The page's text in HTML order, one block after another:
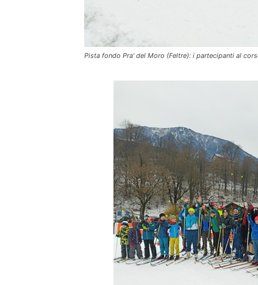
Pista fondo Pra' del Moro (Feltre): i partecipanti al